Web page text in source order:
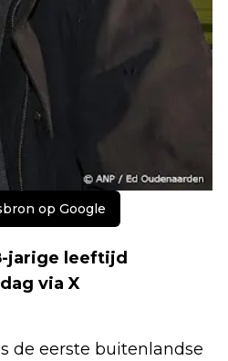
op Google
jarige leeftijd
via X
de eerste buitenlandse